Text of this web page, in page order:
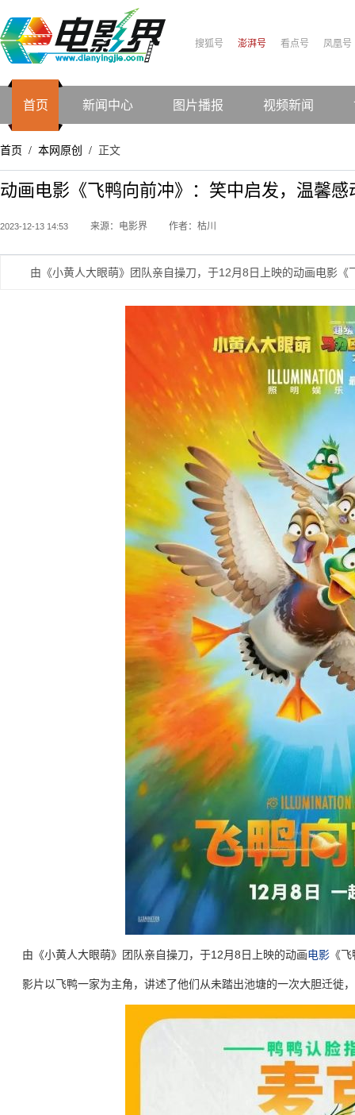
搜狐号 澎湃号 看点号 凤凰号
首页 新闻中心 图片播报 视频新闻
首页 / 本网原创 / 正文
动画电影《飞鸭向前冲》：笑中启发，温馨
2023-12-13 14:53 来源：电影界 作者：枯川
由《小黄人大眼萌》团队亲自操刀，于12月8日上映的动画电影
由《小黄人大眼萌》团队亲自操刀，于12月8日上映的动画电影 《
影片以飞鸭一家为主角，讲述了他们从未踏出池塘的一次大胆迁徙